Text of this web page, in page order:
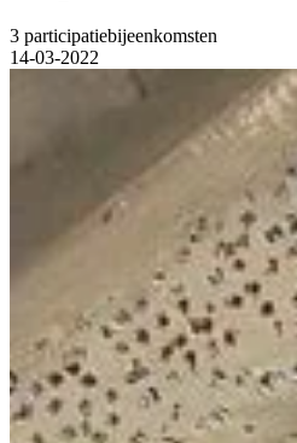
3 participatiebijeenkomsten
14-03-2022